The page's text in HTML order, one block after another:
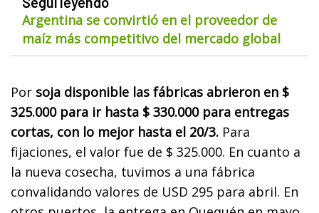
Argentina se convirtió en el proveedor de
maíz más competitivo del mercado global
Por soja disponible las fábricas abrieron en $
325.000 para ir hasta $ 330.000 para entregas
cortas, con lo mejor hasta el 20/3. Para
fijaciones, el valor fue de $ 325.000. En cuanto a
la nueva cosecha, tuvimos a una fábrica
convalidando valores de USD 295 para abril. En